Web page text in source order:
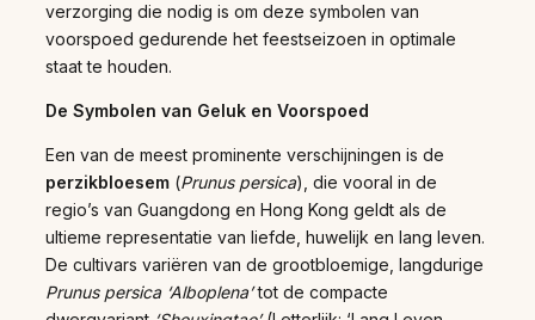
verzorging die nodig is om deze symbolen van
voorspoed gedurende het feestseizoen in optimale
staat te houden.
De Symbolen van Geluk en Voorspoed
Een van de meest prominente verschijningen is de
perzikbloesem (Prunus persica), die vooral in de
regio’s van Guangdong en Hong Kong geldt als de
ultieme representatie van liefde, huwelijk en lang leven.
De cultivars variëren van de grootbloemige, langdurige
Prunus persica ‘Alboplena’tot de compacte